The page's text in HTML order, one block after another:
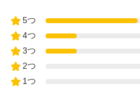
5つ
4つ
3つ
2つ
1つ